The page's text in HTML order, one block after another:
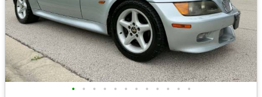
• • • • • • • • • • • •